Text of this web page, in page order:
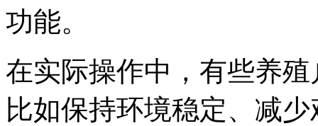
功能。
在实际操作中，有些养
比如保持环境稳定、减